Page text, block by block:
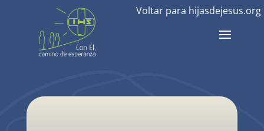
Voltar para hijasdejesus.org